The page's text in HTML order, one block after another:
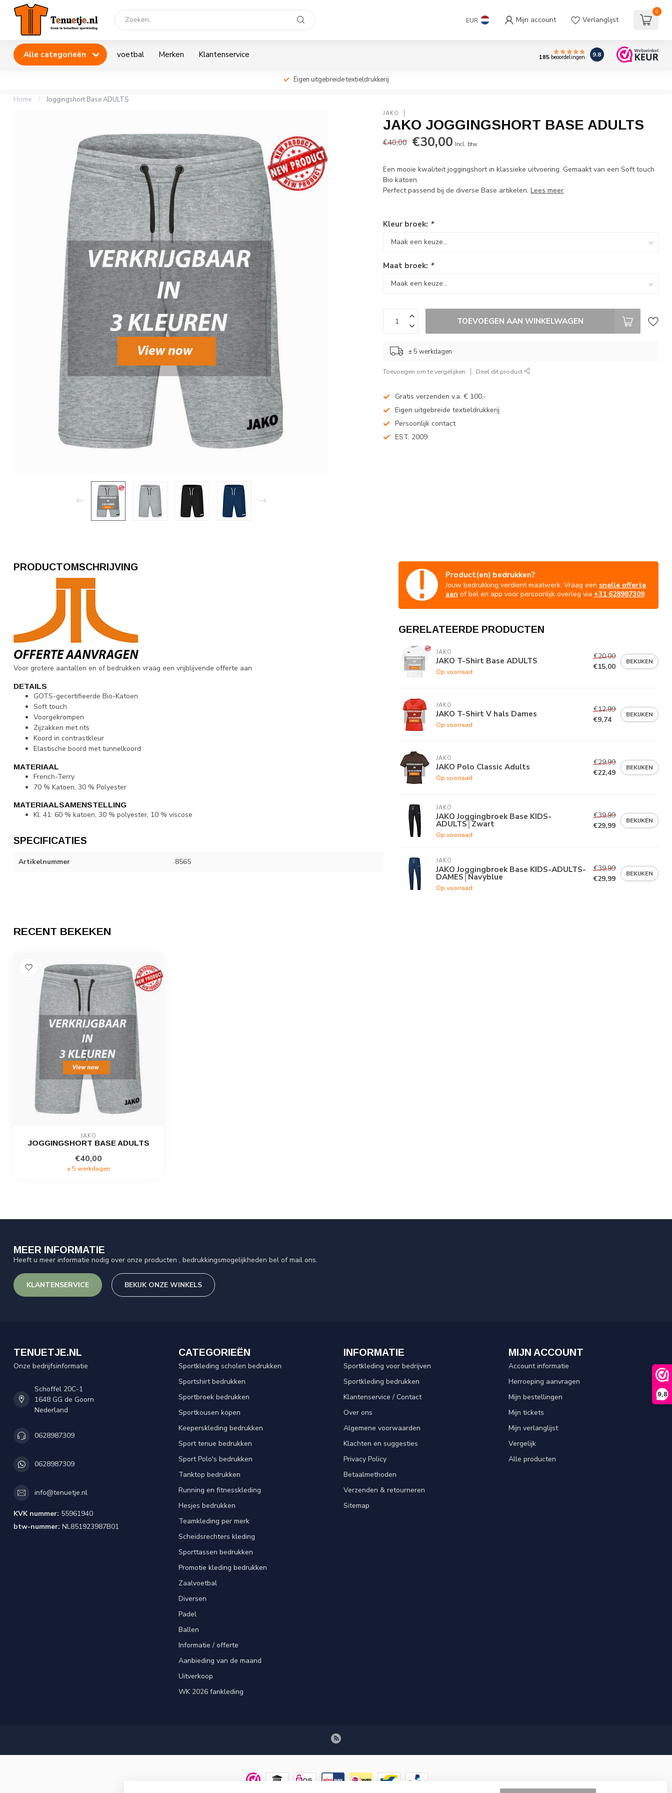
9,8
EUR Mijn account Verlanglijst
0
Alle categorieën voetbal Merken Klantenservice 185 beoordelingen 9.8
Eigen uitgebreide textieldrukkerij
Home / Joggingshort Base ADULTS
JAKO
JAKO JOGGINGSHORT BASE ADULTS
€40,00 €30,00 Incl. btw
Een mooie kwaliteit joggingshort in klassieke uitvoering. Gemaakt van een Soft touch
Bio katoen.
Perfect passend bij de diverse Base artikelen.Lees meer.
Kleur broek: *
Maat broek: *
TOEVOEGEN AAN WINKELWAGEN
± 5 werkdagen
Toevoegen om te vergelijken Deel dit product
Gratis verzenden v.a. € 100,-
Eigen uitgebreide textieldrukkerij
Persoonlijk contact
EST. 2009
PRODUCTOMSCHRIJVING
Voor grotere aantallen en of bedrukken vraag een vrijblijvende offerte aan
DETAILS
GOTS-gecertifieerde Bio-Katoen
Soft touch
Voorgekrompen
Zijzakken met rits
Koord in contrastkleur
Elastische boord met tunnelkoord
MATERIAAL
French-Terry
70 % Katoen, 30 % Polyester
MATERIAALSAMENSTELLING
Kl. 41: 60 % katoen, 30 % polyester, 10 % viscose
SPECIFICATIES
Artikelnummer 8565
Product(en) bedrukken?
Jouw bedrukking verdient maatwerk. Vraag een snelle offerte
aan of bel en app voor persoonlijk overleg via +31 628987309.
GERELATEERDE PRODUCTEN
JAKO
JAKO T-Shirt Base ADULTS
Op voorraad
€20,00
€15,00
BEKIJKEN
JAKO
JAKO T-Shirt V hals Dames
Op voorraad
€12,99
€9,74
BEKIJKEN
JAKO
JAKO Polo Classic Adults
Op voorraad
€29,99
€22,49
BEKIJKEN
JAKO
JAKO Joggingbroek Base KIDS-
ADULTS│Zwart
Op voorraad
€39,99
€29,99
BEKIJKEN
JAKO
JAKO Joggingbroek Base KIDS-ADULTS-
DAMES│Navyblue
Op voorraad
€39,99
€29,99
BEKIJKEN
RECENT BEKEKEN
JAKO
JOGGINGSHORT BASE ADULTS
€40,00
± 5 werkdagen
MEER INFORMATIE
Heeft u meer informatie nodig over onze producten , bedrukkingsmogelijkheden bel of mail ons.
KLANTENSERVICE BEKIJK ONZE WINKELS
TENUETJE.NL
Onze bedrijfsinformatie
Schoffel 20C-1
1648 GG de Goorn
Nederland
0628987309
0628987309
info@tenuetje.nl
KVK nummer: 55961940
btw-nummer: NL851923987B01
CATEGORIEËN
Sportkleding scholen bedrukken
Sportshirt bedrukken
Sportbroek bedrukken
Sportkousen kopen
Keeperskleding bedrukken
Sport tenue bedrukken
Sport Polo's bedrukken
Tanktop bedrukken
Running en fitnesskleding
Hesjes bedrukken
Teamkleding per merk
Scheidsrechters kleding
Sporttassen bedrukken
Promotie kleding bedrukken
Zaalvoetbal
Diversen
Padel
Ballen
Informatie / offerte
Aanbieding van de maand
Uitverkoop
WK 2026 fankleding
INFORMATIE
Sportkleding voor bedrijven
Sportkleding bedrukken
Klantenservice / Contact
Over ons
Algemene voorwaarden
Klachten en suggesties
Privacy Policy
Betaalmethoden
Verzenden & retourneren
Sitemap
MIJN ACCOUNT
Account informatie
Herroeping aanvragen
Mijn bestellingen
Mijn tickets
Mijn verlanglijst
Vergelijk
Alle producten